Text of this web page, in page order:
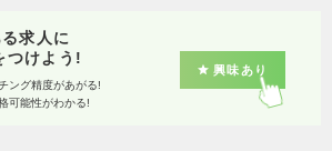
求人に
つけよう!
ング精度があがる!
可能性がわかる!
興味あり